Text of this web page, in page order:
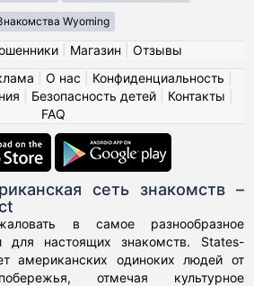
Wyoming
| Магазин
Отзывы
О нас Конфиденциальность
Безопасность детей| Контакты
FAQ
сеть знакомств –
в самое разнообразное
для настоящих знакомств. States-
американских одиноких людей от
отмечая культурное